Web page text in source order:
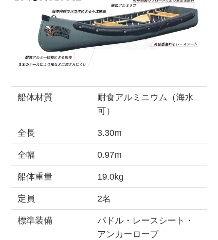
船体材質
耐食アルミニウム（海水
可）
全長 3.30m
全幅 0.97m
船体重量 19.0kg
定員 2名
標準装備
パドル・レースシート・
アンカーロープ